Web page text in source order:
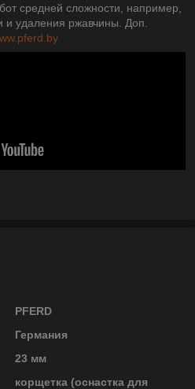
средней сложности, например,
и удаления ржавчины. Доп.
PFERD
Германия
23 мм
корщетка (оснастка для